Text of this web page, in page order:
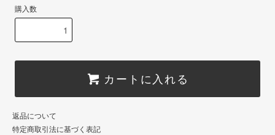
購入数
カートに入れる
返品について
特定商取引法に基づく表記